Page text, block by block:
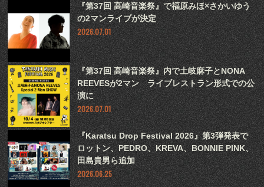
『第37回 高崎音楽祭』で福原みほ×さかいゆう
の2マンライブが決定
2026.07.01
『第37回 高崎音楽祭』内で土岐麻子とNONA
REEVESが2マン ライブレストラン形式での公
演に
2026.07.01
『Karatsu Drop Festival 2026』第3弾発表で
ロットン、PEDRO、KREVA、BONNIE PINK、
田島貴男ら追加
2026.06.25